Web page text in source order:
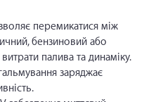
перемикатися між
бензиновий або
палива та динаміку.
заряджає